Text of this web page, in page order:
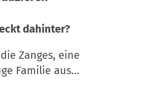
dahinter?
Zanges, eine
Familie aus…